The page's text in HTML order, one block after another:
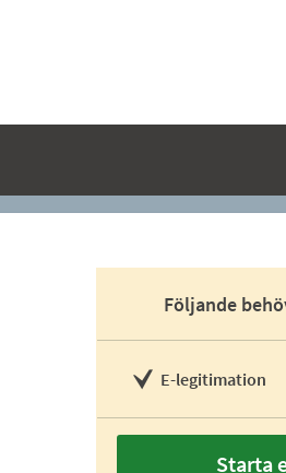
Följande
E-legitimation
Starta